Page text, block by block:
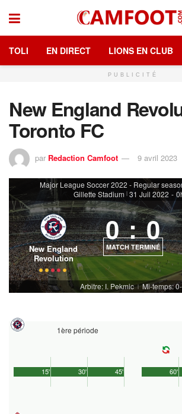
TOLI EN DIRECT LIONS EN CLUB
PUBLICITÉ
New England
Toronto FC
par Redaction Camfoot 9 avril 2023
Major League Soccer 2022 - Regular
Gillette Stadium | 31 Juil 2022 -
New England
Revolution
0 : 0
MATCH TERMINÉ
Arbitre: I. Pekmic | Mi-temps:
1ère période
45'
15' 30' 60'